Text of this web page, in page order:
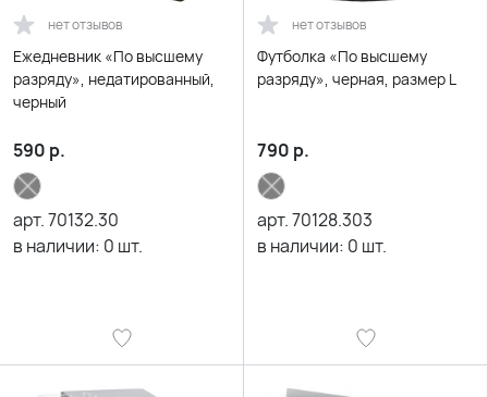
нет отзывов
Ежедневник «По высшему
разряду», недатированный,
черный
590 р.
арт.70132.30
в наличии: 0 шт.
нет отзывов
Футболка «По высшему
разряду», черная, размер L
790 р.
арт.70128.303
в наличии: 0 шт.